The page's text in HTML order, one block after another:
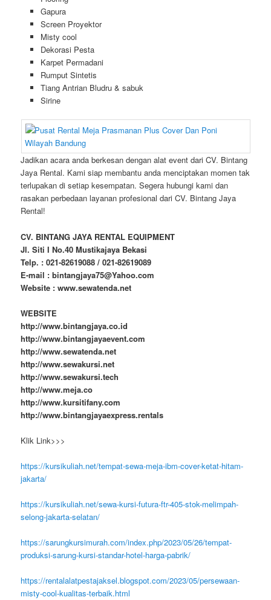
Gapura
Screen Proyektor
Misty cool
Dekorasi Pesta
Karpet Permadani
Rumput Sintetis
Tiang Antrian Bludru & sabuk
Sirine
Jadikan acara anda berkesan dengan alat event dari CV. Bintang
Jaya Rental. Kami siap membantu anda menciptakan momen tak
terlupakan di setiap kesempatan. Segera hubungi kami dan
rasakan perbedaan layanan profesional dari CV. Bintang Jaya
Rental!
CV. BINTANG JAYA RENTAL EQUIPMENT
Jl. Siti I No.40 Mustikajaya Bekasi
Telp. : 021-82619088 / 021-82619089
E-mail : bintangjaya75@Yahoo.com
Website : www.sewatenda.net
WEBSITE
http://www.bintangjaya.co.id
http://www.bintangjayaevent.com
http://www.sewatenda.net
http://www.sewakursi.net
http://www.sewakursi.tech
http://www.meja.co
http://www.kursitifany.com
http://www.bintangjayaexpress.rentals
Klik Link>>>
https://kursikuliah.net/tempat-sewa-meja-ibm-cover-ketat-hitam-
jakarta/
https://kursikuliah.net/sewa-kursi-futura-ftr-405-stok-melimpah-
selong-jakarta-selatan/
https://sarungkursimurah.com/index.php/2023/05/26/tempat-
produksi-sarung-kursi-standar-hotel-harga-pabrik/
https://rentalalatpestajaksel.blogspot.com/2023/05/persewaan-
misty-cool-kualitas-terbaik.html